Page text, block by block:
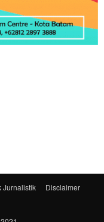
Jurnalistik
Disclaimer